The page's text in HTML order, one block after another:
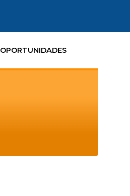
OPORTUNIDADES